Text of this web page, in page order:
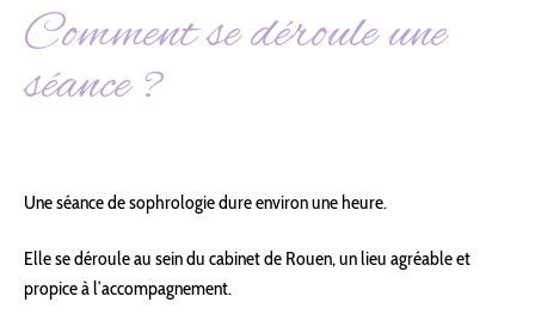
Comment se déroule une
séance ?
Une séance de sophrologie dure environ une heure.
Elle se déroule au sein du cabinet de Rouen, un lieu agréable et
propice à l’accompagnement.